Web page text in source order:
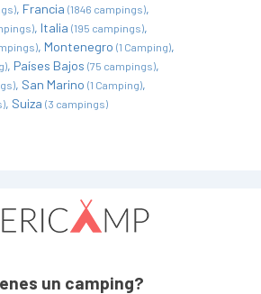
Francia (1846 campings)
Italia (195 campings)
Montenegro (1 Camping)
Países Bajos (75 campings)
San Marino (1 Camping)
Suiza (3 campings)
un camping?